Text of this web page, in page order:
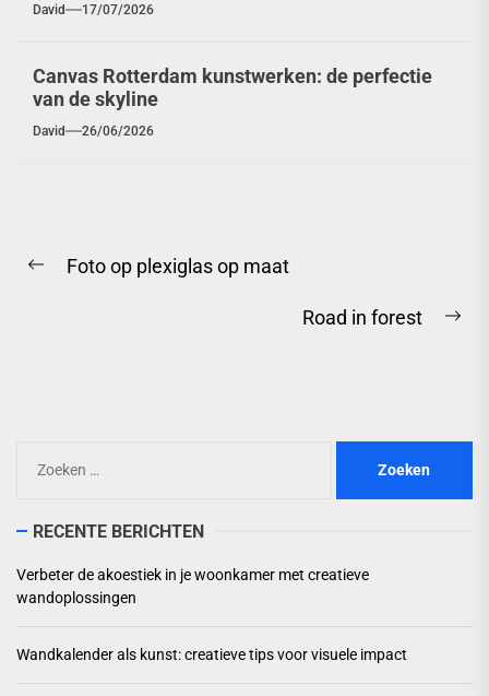
David 17/07/2026
Canvas Rotterdam kunstwerken: de perfectie
van de skyline
David 26/06/2026
Previous
Foto op plexiglas op maat
Road in forest
naar:
RECENTE BERICHTEN
Verbeter de akoestiek in je woonkamer met creatieve
wandoplossingen
Wandkalender als kunst: creatieve tips voor visuele impact